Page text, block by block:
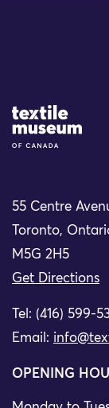
Site Logo
55 Centre
Toronto,
M5G 2H5
Get Directions
Tel: (416) 599-
Email:
OPENING